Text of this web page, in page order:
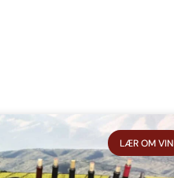
LÆR OM VIN